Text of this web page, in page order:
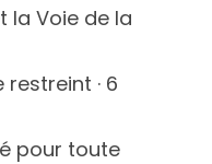
la Voie de la
restreint · 6
pour toute